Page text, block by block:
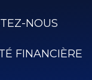
NOUS
FINANCIÈRE